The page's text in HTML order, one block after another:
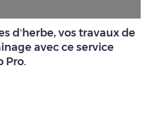
d’herbe, vos travaux de
avec ce service
Pro.